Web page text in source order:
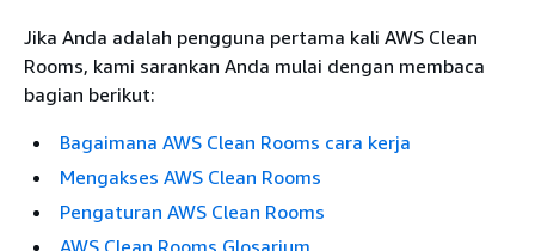
Jika Anda adalah pengguna pertama kali AWS Clean
Rooms, kami sarankan Anda mulai dengan membaca
bagian berikut:
Bagaimana AWS Clean Rooms cara kerja
Mengakses AWS Clean Rooms
Pengaturan AWS Clean Rooms
AWS Clean Rooms Glosarium